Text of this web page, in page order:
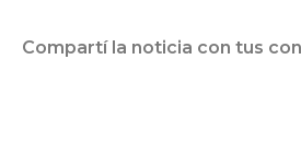
Compartí la noticia con tus